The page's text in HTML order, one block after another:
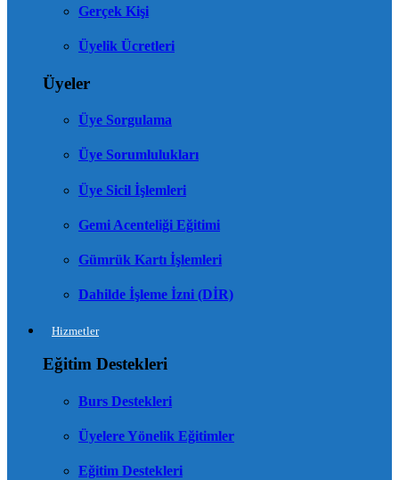
Gerçek Kişi
Üyelik Ücretleri
Üyeler
Üye Sorgulama
Üye Sorumlulukları
Üye Sicil İşlemleri
Gemi Acenteliği Eğitimi
Gümrük Kartı İşlemleri
Dahilde İşleme İzni (DİR)
Hizmetler
Eğitim Destekleri
Burs Destekleri
Üyelere Yönelik Eğitimler
Eğitim Destekleri